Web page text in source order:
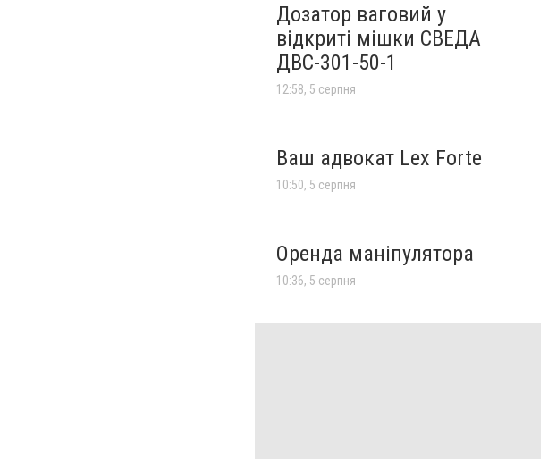
Дозатор ваговий у
відкриті мішки СВЕДА
ДВС-301-50-1
12:58, 5 серпня
Ваш адвокат Lex Forte
10:50, 5 серпня
Оренда маніпулятора
10:36, 5 серпня